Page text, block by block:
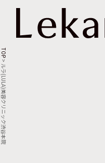
TOP
>
ルラ(LULA)美容クリニック渋谷本院